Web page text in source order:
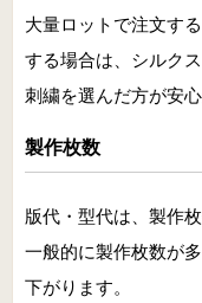
大量ロットで注文す
する場合は、シルク
刺繍を選んだ方が安
製作枚数
版代・型代は、製作
一般的に製作枚数が
下がります。